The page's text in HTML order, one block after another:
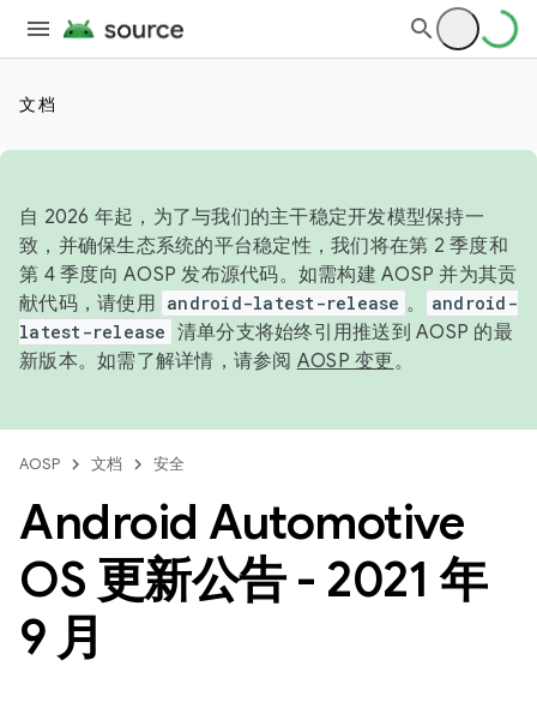
文档
自 2026 年起，为了与我们的主干稳定开发模型保持一
致，并确保生态系统的平台稳定性，我们将在第 2 季度和
第 4 季度向 AOSP 发布源代码。如需构建 AOSP 并为其贡
献代码，请使用 android-latest-release 。
android-
latest-release 清单分支将始终引用推送到 AOSP 的最
新版本。如需了解详情，请参阅 AOSP 变更。
AOSP 文档 安全
Android Automotive
OS 更新公告 - 2021 年
9 月